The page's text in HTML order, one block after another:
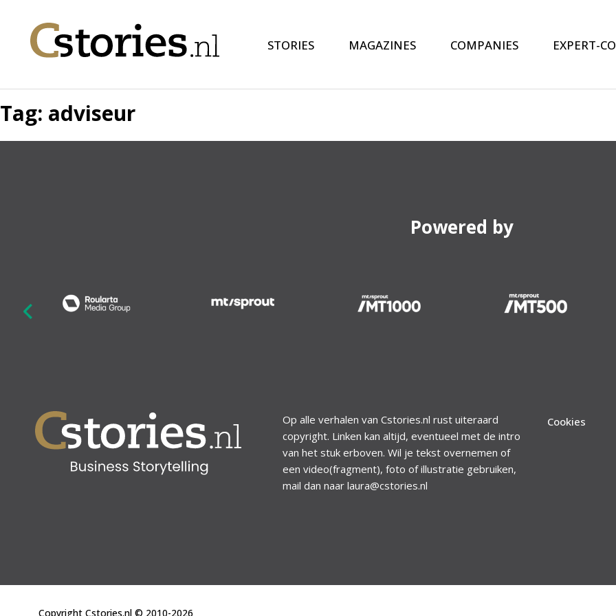
STORIES MAGAZINES COMPANIES EXPERT-
Tag: adviseur
Powered by
Op alle verhalen van Cstories.nl rust uiteraard
copyright. Linken kan altijd, eventueel met de intro
van het stuk erboven. Wil je tekst overnemen of
een video(fragment), foto of illustratie gebruiken,
mail dan naar laura@cstories.nl
Cookies
Copyright Cstories.nl © 2010-2026